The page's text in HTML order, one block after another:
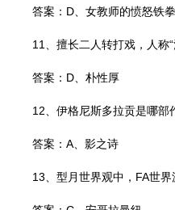
答案：D、女教师的愤怒铁拳
11、擅长二人转打戏，人称
答案：D、朴性厚
12、伊格尼斯多拉贡是哪部
答案：A、影之诗
13、型月世界观中，FA世